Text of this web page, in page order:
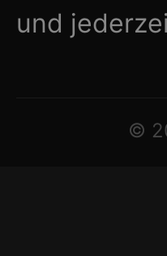
und
©